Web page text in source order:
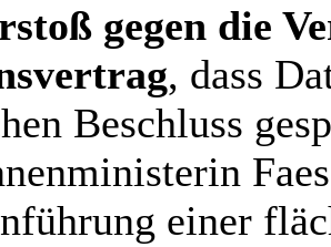
gegen die
, dass
Beschluss
einer